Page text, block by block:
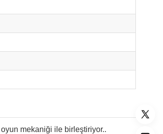
mekaniği ile birleştiriyor..